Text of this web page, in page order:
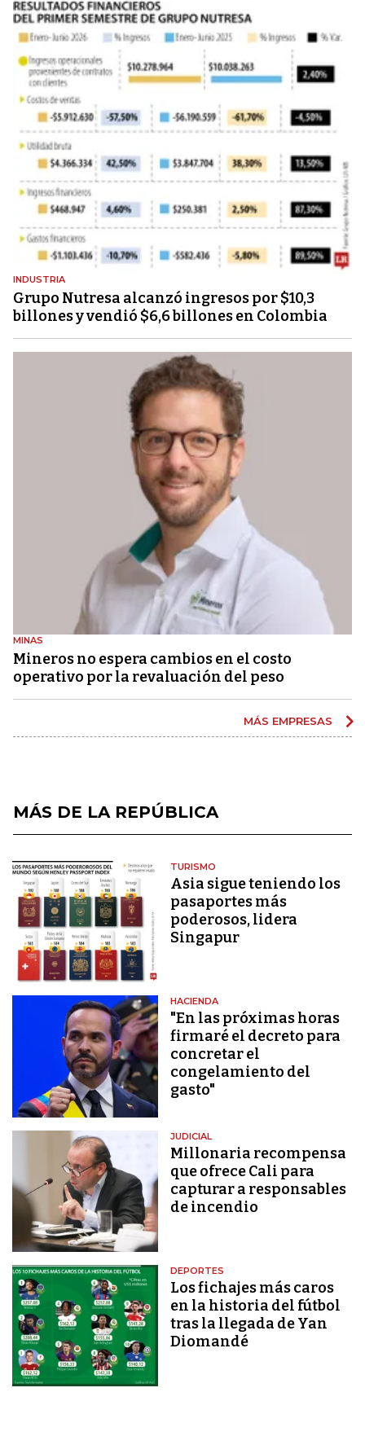
INDUSTRIA
Grupo Nutresa alcanzó ingresos por $10,3
billones y vendió $6,6 billones en Colombia
MINAS
Mineros no espera cambios en el costo
operativo por la revaluación del peso
MÁS EMPRESAS
MÁS DE LA REPÚBLICA
TURISMO
Asia sigue teniendo los
pasaportes más
poderosos, lidera
Singapur
HACIENDA
"En las próximas horas
firmaré el decreto para
concretar el
congelamiento del
gasto"
JUDICIAL
Millonaria recompensa
que ofrece Cali para
capturar a responsables
de incendio
DEPORTES
Los fichajes más caros
en la historia del fútbol
tras la llegada de Yan
Diomandé